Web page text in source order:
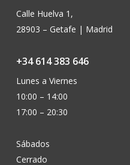
Calle Huelva 1,
28903 – Getafe | Madrid
+34 614 383 646
Lunes a Viernes
10:00 – 14:00
17:00 – 20:30
Sábados
Cerrado